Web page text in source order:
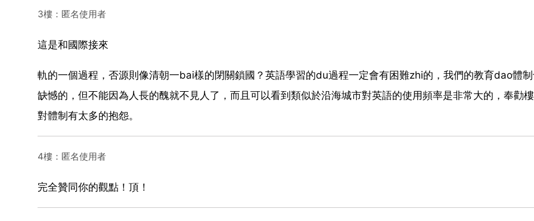
3樓：匿名使用者
這是和國際接來
軌的一個過程，否源則像清朝一bai樣的閉關鎖國？英語學習的du過程一定會有困難zhi的，我們的教育dao體
缺憾的，但不能因為人長的醜就不見人了，而且可以看到類似於沿海城市對英語的使用頻率是非常大的，奉勸
對體制有太多的抱怨。
4樓：匿名使用者
完全贊同你的觀點！頂！